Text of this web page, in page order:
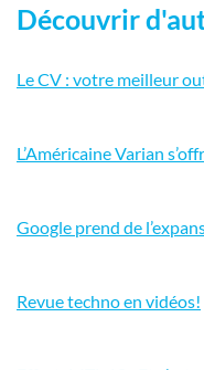
Découvrir
Le CV : votre meilleur
L’Américaine Varian
Google prend de
Revue techno en vidéos!